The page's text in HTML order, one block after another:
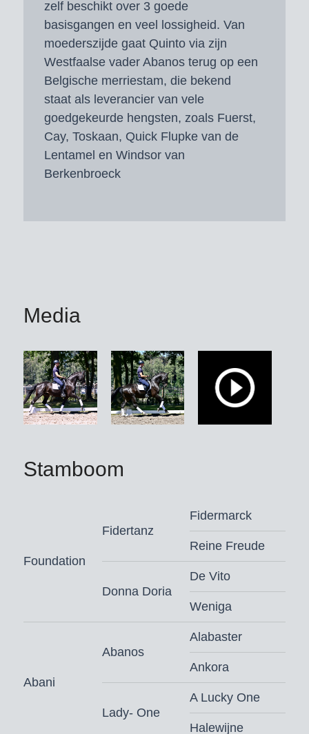
zelf beschikt over 3 goede
basisgangen en veel lossigheid. Van
moederszijde gaat Quinto via zijn
Westfaalse vader Abanos terug op een
Belgische merriestam, die bekend
staat als leverancier van vele
goedgekeurde hengsten, zoals Fuerst,
Cay, Toskaan, Quick Flupke van de
Lentamel en Windsor van
Berkenbroeck
Media
Stamboom
Foundation
Fidertanz
Fidermarck
Reine Freude
Donna Doria
De Vito
Weniga
Abani
Abanos
Alabaster
Ankora
Lady- One
A Lucky One
Halewijne